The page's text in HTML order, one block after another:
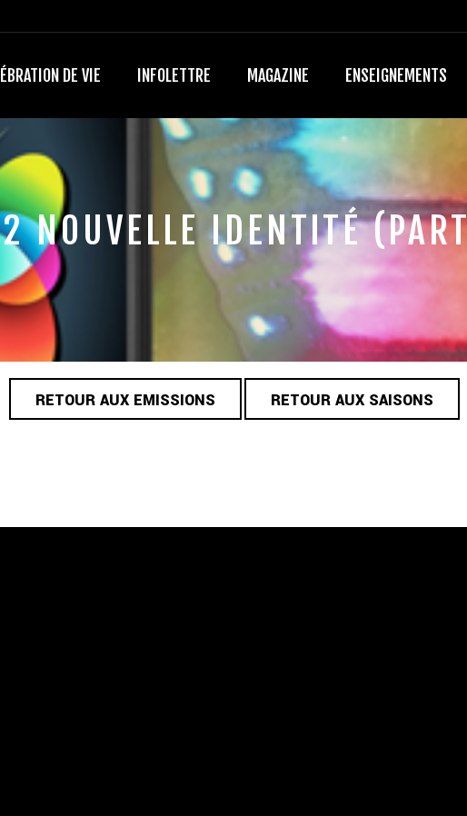
DE VIE INFOLETTRE MAGAZINE ENSEIGNEMENTS
NOUVELLE IDENTITÉ
RETOUR AUX EMISSIONS RETOUR AUX SAISONS